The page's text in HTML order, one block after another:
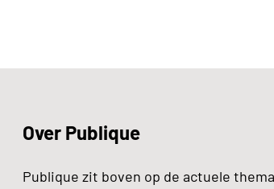
Over Publique
Publique zit boven op de actuele